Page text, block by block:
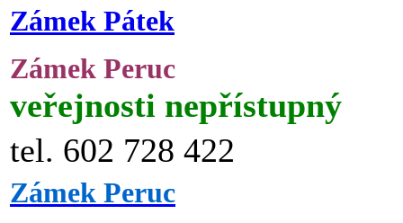
Zámek Pátek
Zámek Peruc
veřejnosti nepřístupný
tel. 602 728 422
Zámek Peruc